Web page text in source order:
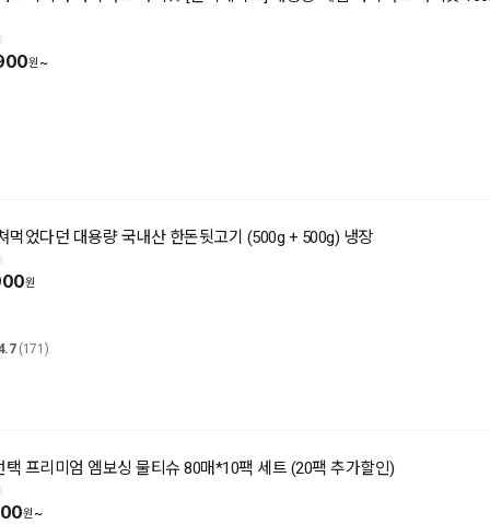
~
먹었다던 대용량 국내산 한돈뒷고기 (500g + 500g) 냉장
(171)
택 프리미엄 엠보싱 물티슈 80매*10팩 세트 (20팩 추가할인)
~